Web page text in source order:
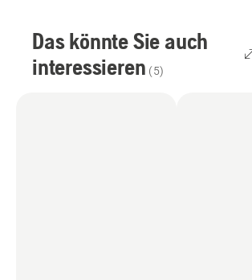
Das könnte Sie auch
interessieren (5)